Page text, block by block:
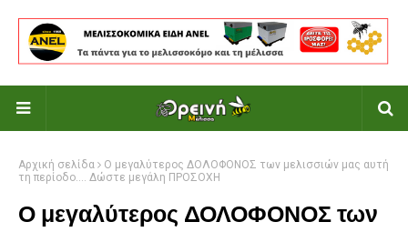
Αρχική σελίδα
Ο μεγαλύτερος ΔΟΛΟΦΟΝΟΣ των μελισσιών μας αυτή
τη περίοδο.... Δώστε μεγάλη ΠΡΟΣΟΧΗ
Ο μεγαλύτερος ΔΟΛΟΦΟΝΟΣ των